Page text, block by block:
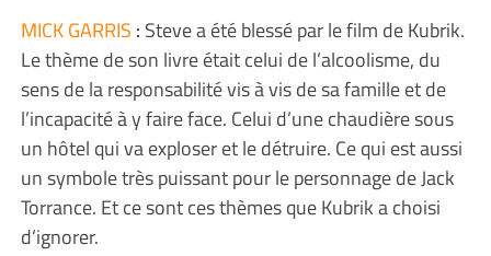
MICK GARRIS : Steve a été blessé par le film de Kubrik.
Le thème de son livre était celui de l’alcoolisme, du
sens de la responsabilité vis à vis de sa famille et de
l’incapacité à y faire face. Celui d’une chaudière sous
un hôtel qui va exploser et le détruire. Ce qui est aussi
un symbole très puissant pour le personnage de Jack
Torrance. Et ce sont ces thèmes que Kubrik a choisi
d’ignorer.